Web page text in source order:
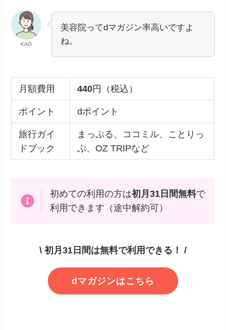
KAO
美容院ってdマガジン率高いですよ
ね。
月額費用 440円（税込）
ポイント dポイント
旅行ガイ
ドブック
まっぷる、ココミル、ことりっ
ぷ、OZ TRIPなど
初めての利用の方は初月31日間無料で
利用できます（途中解約可）
\ 初月31日間は無料で利用できる！ /
dマガジンはこちら